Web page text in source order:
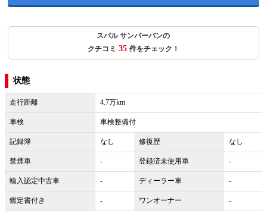
スバル サンバーバンの
クチコミ 35 件をチェック！
状態
走行距離 4.7万km
車検 車検整備付
記録簿 なし 修復歴 なし
禁煙車 - 登録済未使用車 -
輸入認定中古車 - ディーラー車 -
鑑定書付き - ワンオーナー -